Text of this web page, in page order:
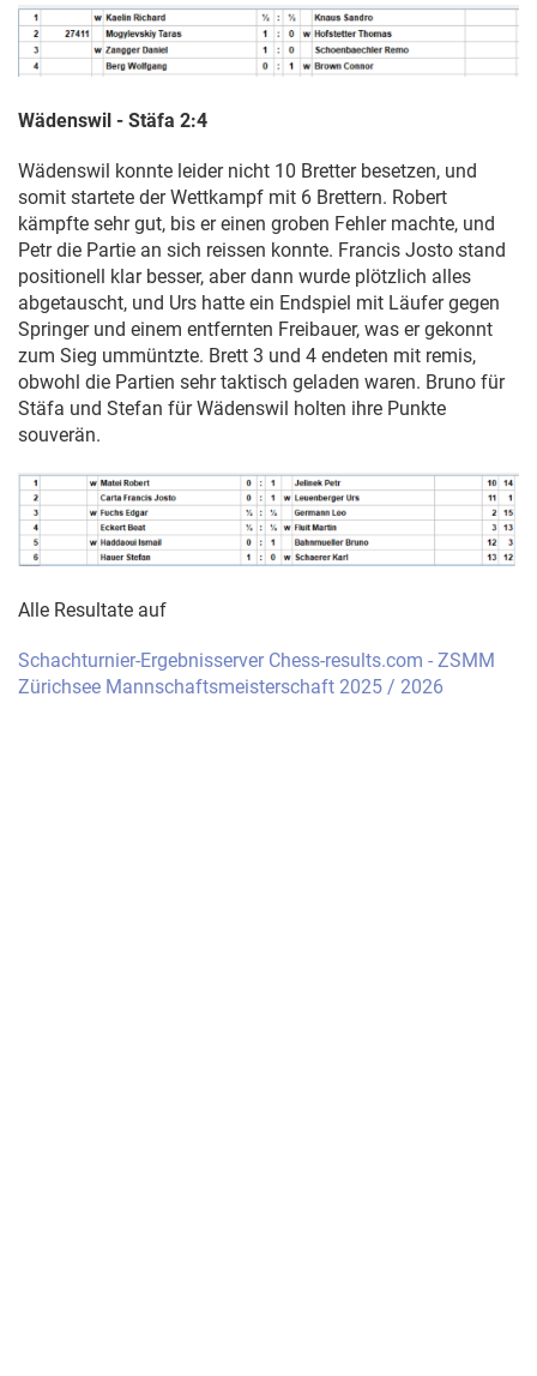
Wädenswil - Stäfa 2:4
Wädenswil konnte leider nicht 10 Bretter besetzen, und
somit startete der Wettkampf mit 6 Brettern. Robert
kämpfte sehr gut, bis er einen groben Fehler machte, und
Petr die Partie an sich reissen konnte. Francis Josto stand
positionell klar besser, aber dann wurde plötzlich alles
abgetauscht, und Urs hatte ein Endspiel mit Läufer gegen
Springer und einem entfernten Freibauer, was er gekonnt
zum Sieg ummüntzte. Brett 3 und 4 endeten mit remis,
obwohl die Partien sehr taktisch geladen waren. Bruno für
Stäfa und Stefan für Wädenswil holten ihre Punkte
souverän.
Alle Resultate auf
Schachturnier-Ergebnisserver Chess-results.com - ZSMM
Zürichsee Mannschaftsmeisterschaft 2025 / 2026